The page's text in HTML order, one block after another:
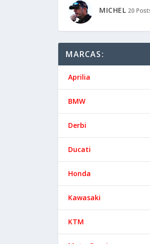
MICHEL 20
MARCAS:
Aprilia
BMW
Derbi
Ducati
Honda
Kawasaki
KTM